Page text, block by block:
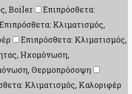
Boiler
Επιπρόσθετα:
Κλιματισμός,
Επιπρόσθετα: Κλιματισμός,
Ηχομόνωση,
Θερμοπρόσοψη
Κλιματισμός, Καλοριφέρ